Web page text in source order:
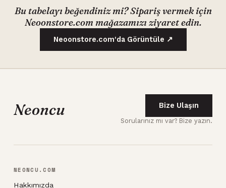
Bu tabelayı beğendiniz mi? Sipariş vermek için
Neoonstore.com mağazamızı ziyaret edin.
Neoonstore.com'da Görüntüle ↗
Neoncu Bize Ulaşın
Sorularınız mı var? Bize yazın.
NEONCU.COM
Hakkımızda